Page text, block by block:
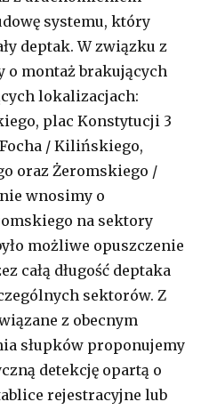
systemu, który
deptak. W związku z
o montaż brakujących
lokalizacjach:
plac Konstytucji 3
/ Kilińskiego,
oraz Żeromskiego /
wnosimy o
na sektory
możliwe opuszczenie
całą długość deptaka
sektorów. Z
z obecnym
słupków proponujemy
detekcję opartą o
rejestracyjne lub